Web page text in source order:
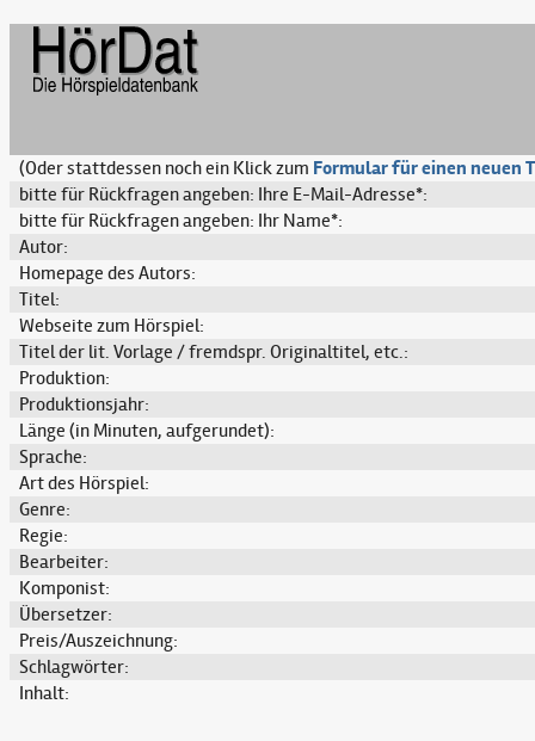
(Oder stattdessen noch ein Klick zum Formular für einen neuen
bitte für Rückfragen angeben: Ihre E-Mail-Adresse*:
bitte für Rückfragen angeben: Ihr Name*:
Autor:
Homepage des Autors:
Titel:
Webseite zum Hörspiel:
Titel der lit. Vorlage / fremdspr. Originaltitel, etc.:
Produktion:
Produktionsjahr:
Länge (in Minuten, aufgerundet):
Sprache:
Art des Hörspiel:
Genre:
Regie:
Bearbeiter:
Komponist:
Übersetzer:
Preis/Auszeichnung:
Schlagwörter:
Inhalt: